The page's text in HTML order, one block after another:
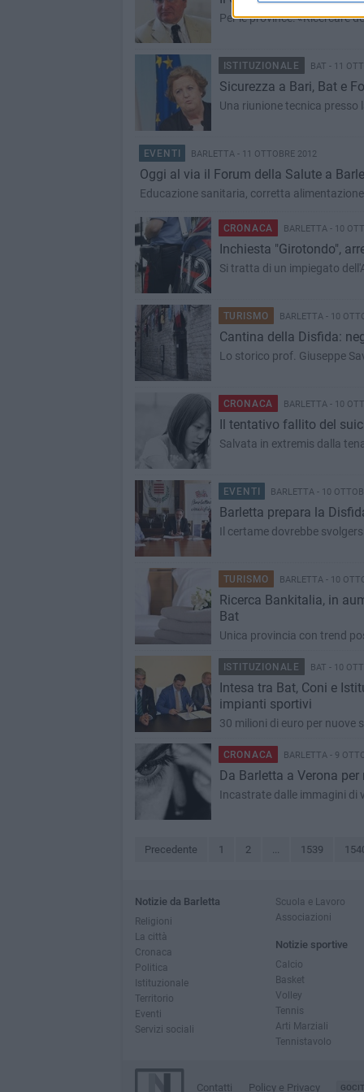
Per le province: «Ricercare
ISTITUZIONALE BAT - 11
Sicurezza a Bari, Bat e
Una riunione tecnica presso
EVENTI BARLETTA - 11 OTTOBRE 2012
Oggi al via il Forum della Salute a
Educazione sanitaria, corretta
CRONACA BARLETTA - 10
Inchiesta "Girotondo",
Si tratta di un impiegato
TURISMO BARLETTA - 10
Cantina della Disfida:
Lo storico prof. Giuseppe
CRONACA BARLETTA - 10
Il tentativo fallito del
Salvata in extremis dalla
EVENTI BARLETTA - 10
Barletta prepara la
Il certame dovrebbe
TURISMO BARLETTA - 10
Ricerca Bankitalia, in
Bat
Unica provincia con trend
ISTITUZIONALE BAT - 10
Intesa tra Bat, Coni e
impianti sportivi
30 milioni di euro per nuove
CRONACA BARLETTA - 9
Da Barletta a Verona
Incastrate dalle immagini di
Precedente 1 2 ... 1539
Notizie da Barletta
Religioni
La città
Cronaca
Politica
Istituzionale
Territorio
Eventi
Servizi sociali
Scuola e Lavoro
Associazioni
Notizie sportive
Calcio
Basket
Volley
Tennis
Arti Marziali
Tennistavolo
Contatti Policy e Privacy